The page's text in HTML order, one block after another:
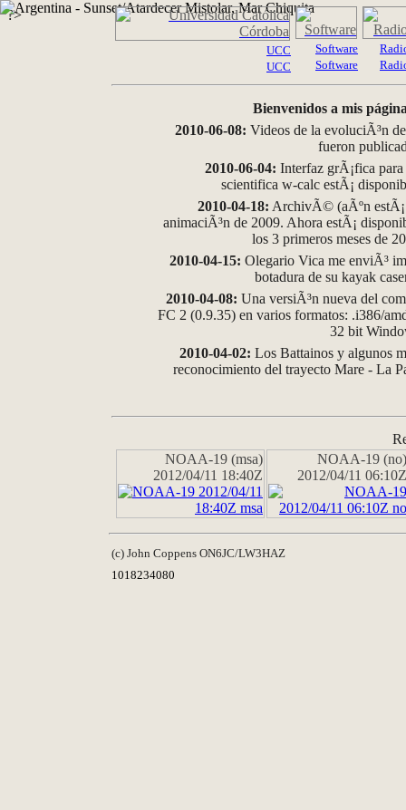
?>
UCC
UCC
Software
Software
Bienvenidos a mis
2010-06-08: Videos de la evoluciÃ³n
fueron
2010-06-04: Interfaz grÃ¡fica
scientifica w-calc estÃ¡
2010-04-18: ArchivÃ© (aÃºn
animaciÃ³n de 2009. Ahora estÃ¡
los 3 primeros meses de
2010-04-15: Olegario Vica me enviÃ³
botadura de su kayak
2010-04-08: Una versiÃ³n nueva del
FC 2 (0.9.35) en varios formatos: .i386/
32 bit
2010-04-02: Los Battainos y algunos
reconocimiento del trayecto Mare - La
NOAA-19 (msa)
2012/04/11 18:40Z
NOAA-19 (no)
2012/04/11 06:10Z
(c) John Coppens ON6JC/LW3HAZ
1018234080